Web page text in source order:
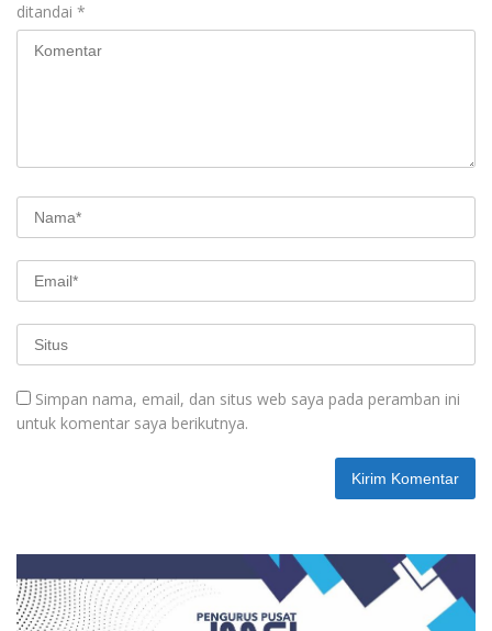
ditandai *
Simpan nama, email, dan situs web saya pada peramban ini
untuk komentar saya berikutnya.